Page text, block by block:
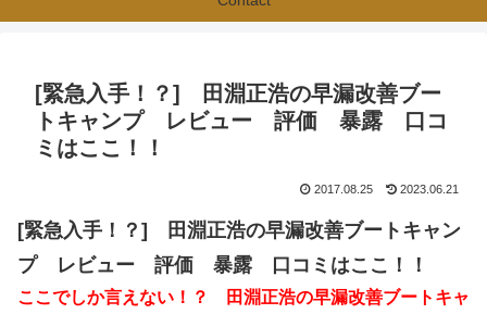
[緊急入手！？] 田淵正浩の早漏改善ブー
トキャンプ レビュー 評価 暴露 口コ
ミはここ！！
2017.08.25 2023.06.21
[緊急入手！？] 田淵正浩の早漏改善ブートキャン
プ レビュー 評価 暴露 口コミはここ！！
ここでしか言えない！？ 田淵正浩の早漏改善ブートキャ